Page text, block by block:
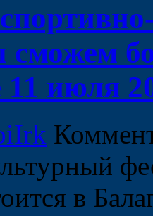
июля
в